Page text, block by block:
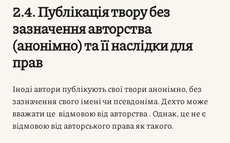
2.4. Публікація твору без
зазначення авторства
(анонімно) та її наслідки для
прав
Іноді автори публікують свої твори анонімно, без
зазначення свого імені чи псевдоніма. Дехто може
вважати це відмовою від авторства . Однак, це не є
відмовою від авторського права як такого.